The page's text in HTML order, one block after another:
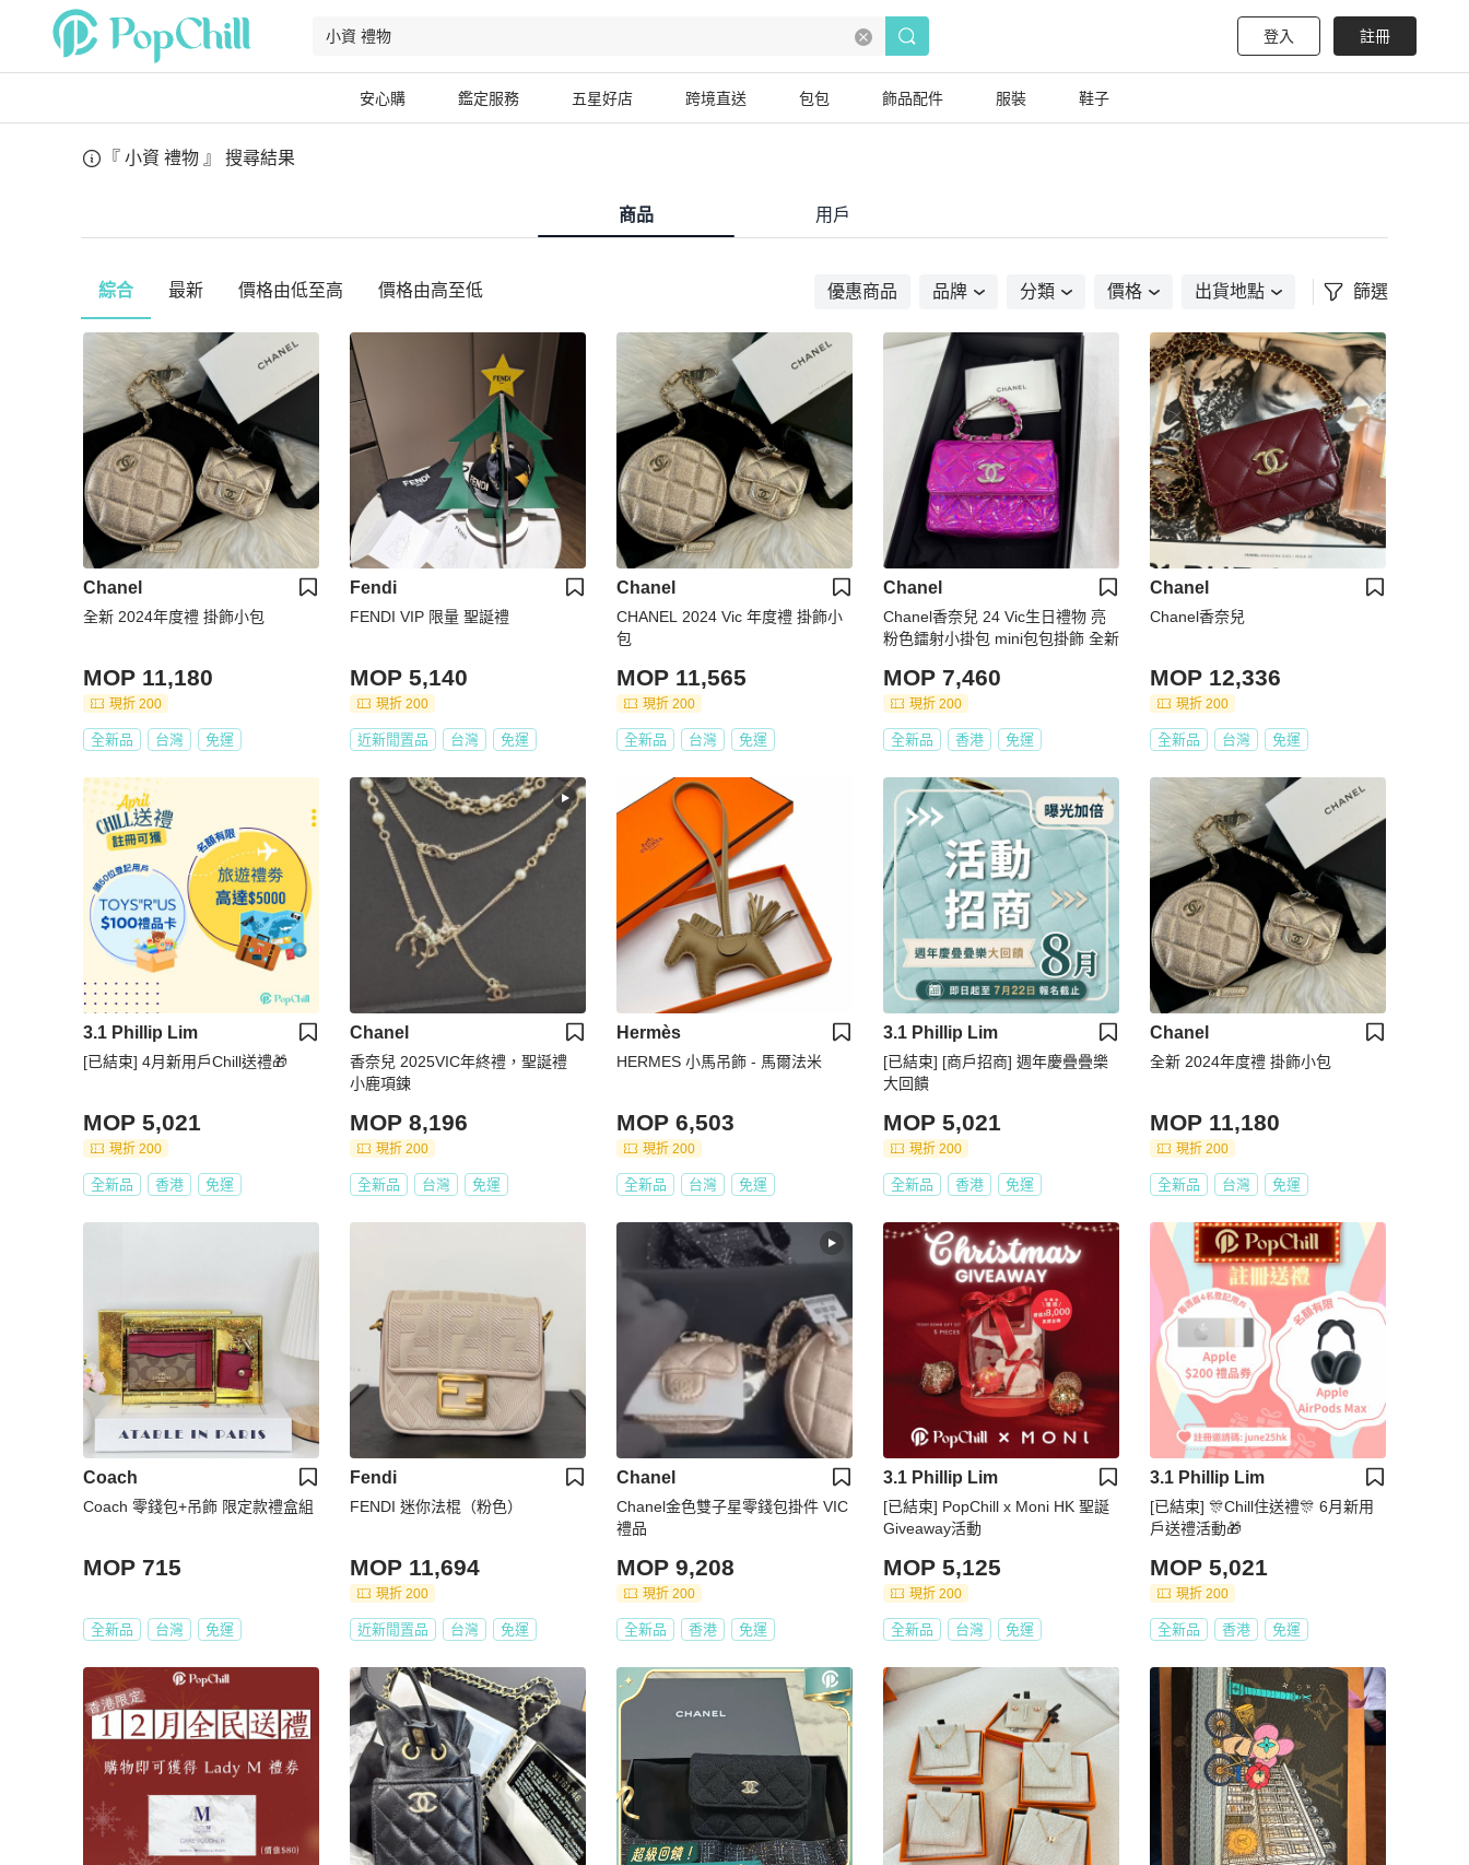
登入 註冊
安心購 鑑定服務 五星好店 跨境直送 包包 飾品配件 服裝 鞋子
『 小資 禮物 』 搜尋結果
商品 用戶
綜合 最新 價格由低至高 價格由高至低 優惠商品 品牌 分類 價格 出貨地點 篩選
Chanel
全新 2024年度禮 掛飾小包
MOP 11,180
現折 200
全新品 台灣 免運
Fendi
FENDI VIP 限量 聖誕禮
MOP 5,140
現折 200
近新閒置品 台灣 免運
Chanel
CHANEL 2024 Vic 年度禮 掛飾小
包
MOP 11,565
現折 200
全新品 台灣 免運
Chanel
Chanel香奈兒 24 Vic生日禮物 亮
粉色鐳射小掛包 mini包包掛飾 全新
MOP 7,460
現折 200
全新品 香港 免運
Chanel
Chanel香奈兒
MOP 12,336
現折 200
全新品 台灣 免運
3.1 Phillip Lim
[已結束] 4月新用戶Chill送禮🎁
MOP 5,021
現折 200
全新品 香港 免運
Chanel
香奈兒 2025VIC年終禮，聖誕禮
小鹿項鍊
MOP 8,196
現折 200
全新品 台灣 免運
Hermès
HERMES 小馬吊飾 - 馬爾法米
MOP 6,503
現折 200
全新品 台灣 免運
3.1 Phillip Lim
[已結束] [商戶招商] 週年慶疊疊樂
大回饋
MOP 5,021
現折 200
全新品 香港 免運
Chanel
全新 2024年度禮 掛飾小包
MOP 11,180
現折 200
全新品 台灣 免運
Coach
Coach 零錢包+吊飾 限定款禮盒組
MOP 715
全新品 台灣 免運
Fendi
FENDI 迷你法棍（粉色）
MOP 11,694
現折 200
近新閒置品 台灣 免運
Chanel
Chanel金色雙子星零錢包掛件 VIC
禮品
MOP 9,208
現折 200
全新品 香港 免運
3.1 Phillip Lim
[已結束] PopChill x Moni HK 聖誕
Giveaway活動
MOP 5,125
現折 200
全新品 台灣 免運
3.1 Phillip Lim
[已結束] 🎊Chill住送禮🎊 6月新用
戶送禮活動🎁
MOP 5,021
現折 200
全新品 香港 免運